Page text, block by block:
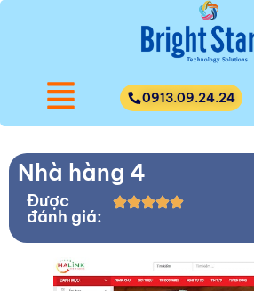
0913.09.24.24
Nhà hàng 4
Được
đánh giá: